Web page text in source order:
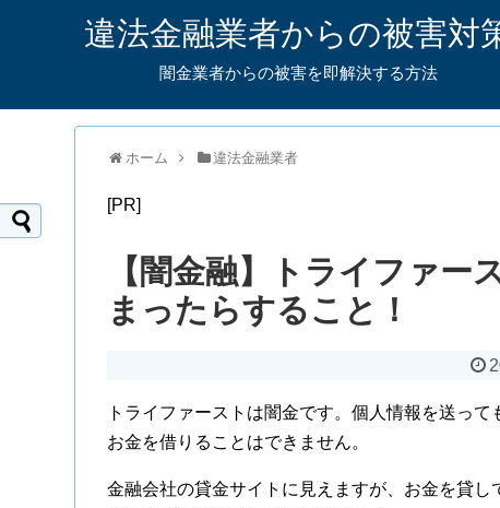
違法金融業者からの被害対
闇金業者からの被害を即解決する方法
ホーム 違法金融業者
[PR]
【闇金融】トライファー
まったらすること！
トライファーストは闇金です。個人情報を送っ
お金を借りることはできません。
金融会社の貸金サイトに見えますが、お金を貸